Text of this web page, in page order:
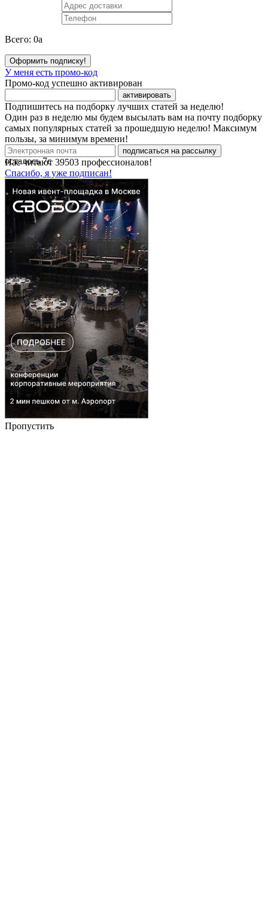
Всего: 0a
Оформить подписку!
У меня есть промо-код
Промо-код успешно активирован
активировать
Подпишитесь на подборку лучших статей за неделю!
Один раз в неделю мы будем высылать вам на почту подборку
самых популярных статей за прошедшую неделю! Максимум
пользы, за минимум времени!
подписаться на рассылку
Нас читают 39503 профессионалов!
Спасибо, я уже подписан!
осталось7с
Пропустить